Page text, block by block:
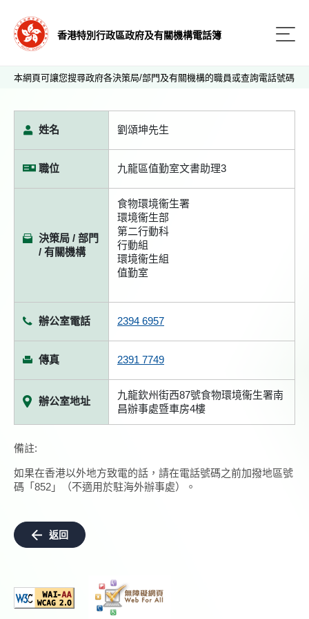
香港特別行政區政府及有關機構電話簿
本網頁可讓您搜尋政府各決策局/部門及有關機構的職員或查詢電話號碼
姓名 劉頌坤先生
職位 九龍區值勤室文書助理3
決策局 / 部門
/ 有關機構
食物環境衞生署
環境衞生部
第二行動科
行動組
環境衞生組
值勤室
辦公室電話 2394 6957
傳真 2391 7749
辦公室地址
九龍欽州街西87號食物環境衞生署南
昌辦事處暨車房4樓
備註:
如果在香港以外地方致電的話，請在電話號碼之前加撥地區號
碼「852」（不適用於駐海外辦事處）。
返回